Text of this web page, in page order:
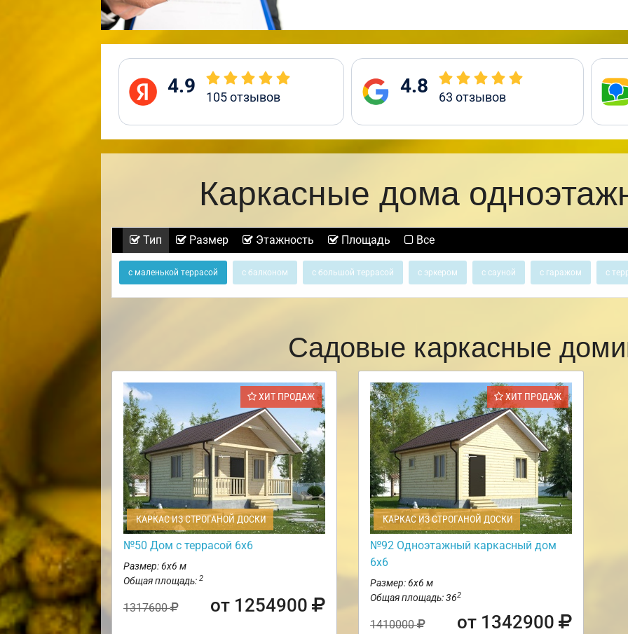
4.9 105отзывов 4.8 63 отзывов
Каркасные дома
Тип Размер Этажность Площадь Все
с маленькой террасой с балконом с большой террасой с эркером с сауной с гаражом с
Садовые каркасные
ХИТ ПРОДАЖ
КАРКАС ИЗ СТРОГАНОЙ ДОСКИ
№50 Дом с террасой 6х6
Размер: 6х6 м
Общая площадь: 2
1317600 от 1254900
ХИТ ПРОДАЖ
КАРКАС ИЗ СТРОГАНОЙ ДОСКИ
№92 Одноэтажный каркасный дом
6х6
Размер: 6х6 м
Общая площадь: 362
1410000 от 1342900